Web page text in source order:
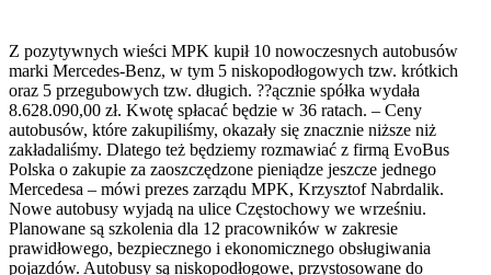
Z pozytywnych wieści MPK kupił 10 nowoczesnych autobusów
marki Mercedes-Benz, w tym 5 niskopodłogowych tzw. krótkich
oraz 5 przegubowych tzw. długich. ??ącznie spółka wydała
8.628.090,00 zł. Kwotę spłacać będzie w 36 ratach. – Ceny
autobusów, które zakupiliśmy, okazały się znacznie niższe niż
zakładaliśmy. Dlatego też będziemy rozmawiać z firmą EvoBus
Polska o zakupie za zaoszczędzone pieniądze jeszcze jednego
Mercedesa – mówi prezes zarządu MPK, Krzysztof Nabrdalik.
Nowe autobusy wyjadą na ulice Częstochowy we wrześniu.
Planowane są szkolenia dla 12 pracowników w zakresie
prawidłowego, bezpiecznego i ekonomicznego obsługiwania
pojazdów. Autobusy są niskopodłogowe, przystosowane do